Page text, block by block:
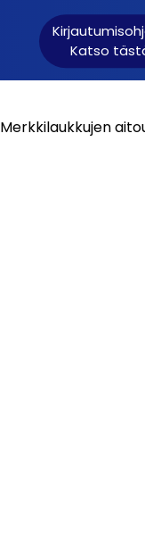
Katso
Merkkilaukkujen